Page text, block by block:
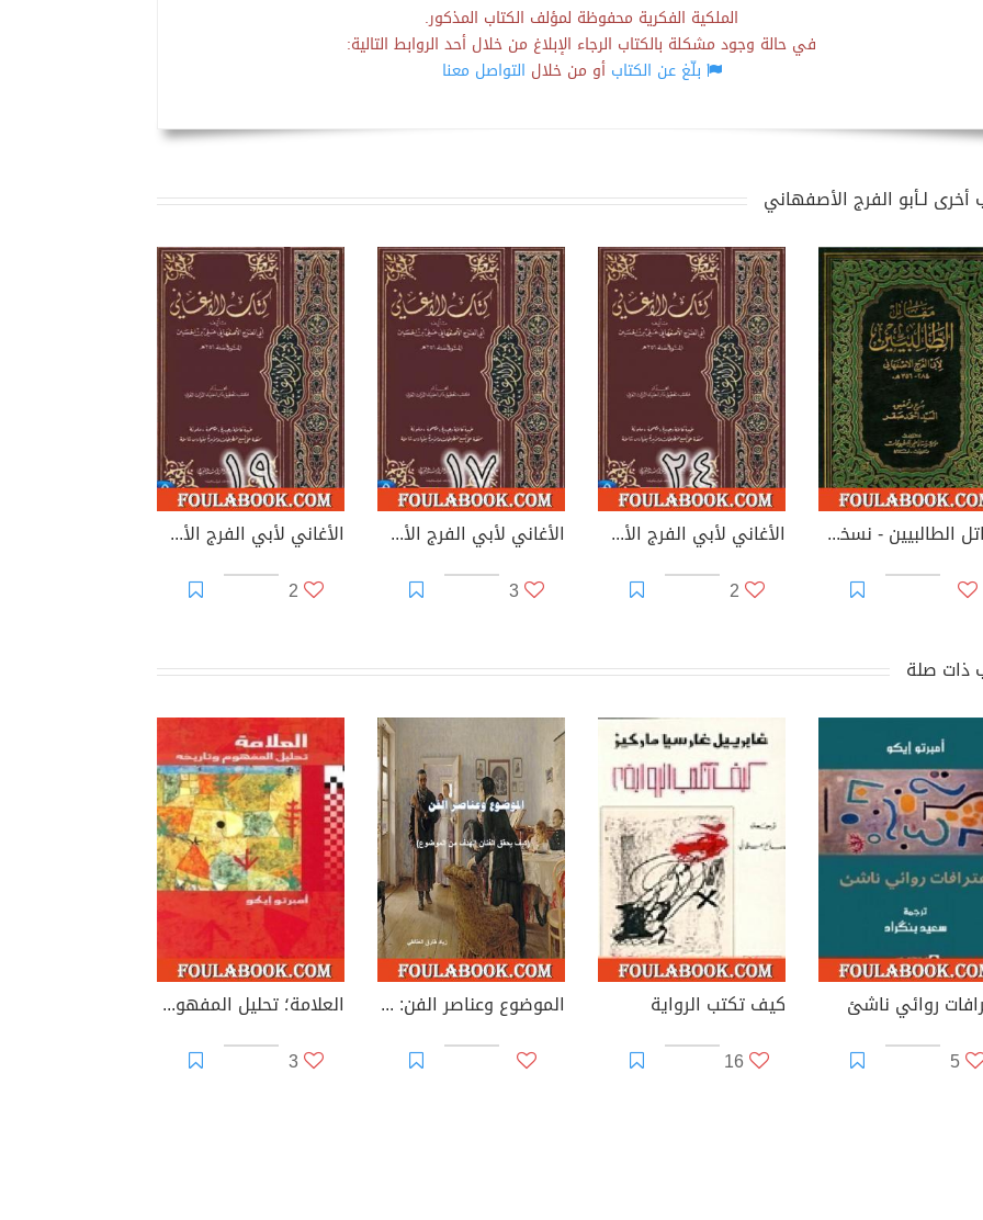
الملكية الفكرية محفوظة لمؤلف الكتاب المذكور.
في حالة وجود مشكلة بالكتاب الرجاء الإبلاغ من خلال أحد الروابط التالية:
بلّغ عن الكتابأو من خلال التواصل معنا
أخرى لـأبو الفرج الأصفهاني
مقاتل الطالبيين - نسخة ثانية
الأغاني لأبي الفرج الأصفهاني نسخة من إعداد سالم الدليمي - الجزء الرابع والعشرون
2
الأغاني لأبي الفرج الأصفهاني نسخة من إعداد سالم الدليمي - الجزء السابع عشر
3
الأغاني لأبي الفرج الأصفهاني نسخة من إعداد سالم الدليمي - الجزء التاسع عشر
2
ذات صلة
روائي ناشئ
5
كيف تكتب الرواية
16
الموضوع وعناصر الفن: كيف يحقق الفنان الهدف من الموضوع؟
العلامة؛ تحليل المفهوم وتاريخه
3